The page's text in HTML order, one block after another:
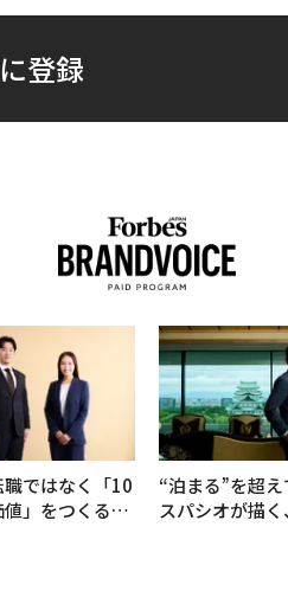
登録
職ではなく「10
値」をつくる─
“泊まる”を超
スパシオが描